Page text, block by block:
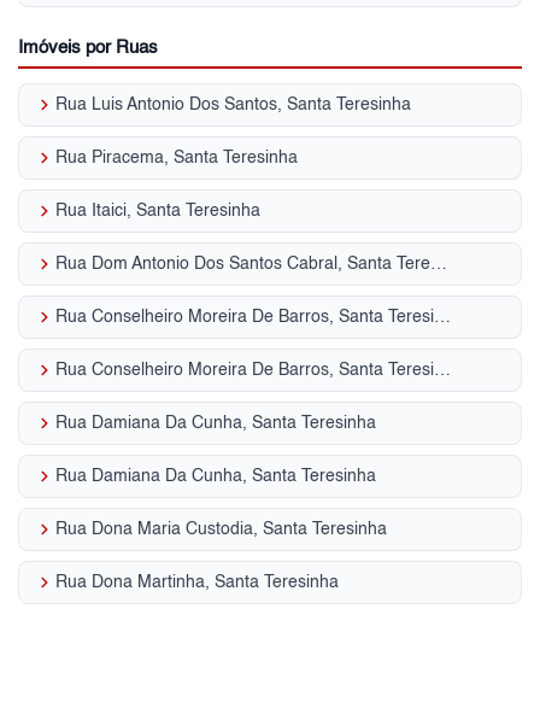
Imóveis por Ruas
keyboard_arrow_right Rua Luis Antonio Dos Santos, Santa Teresinha
keyboard_arrow_right Rua Piracema, Santa Teresinha
keyboard_arrow_right Rua Itaici, Santa Teresinha
keyboard_arrow_right Rua Dom Antonio Dos Santos Cabral, Santa Teresinha
keyboard_arrow_right Rua Conselheiro Moreira De Barros, Santa Teresinha
keyboard_arrow_right Rua Conselheiro Moreira De Barros, Santa Teresinha
keyboard_arrow_right Rua Damiana Da Cunha, Santa Teresinha
keyboard_arrow_right Rua Damiana Da Cunha, Santa Teresinha
keyboard_arrow_right Rua Dona Maria Custodia, Santa Teresinha
keyboard_arrow_right Rua Dona Martinha, Santa Teresinha